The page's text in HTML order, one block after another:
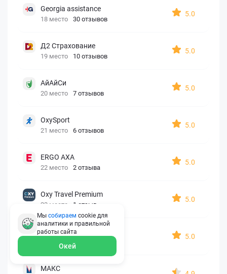
Georgia assistance
18 место 30 отзывов
5.0
Д2 Страхование
19 место 10 отзывов
5.0
АйАйСи
20 место 7 отзывов
5.0
OxySport
21 место 6 отзывов
5.0
ERGO AXA
22 место 2 отзыва
5.0
Oxy Travel Premium
23 место 1 отзыв
5.0
УралСиб
1 отзыв
5.0
МАКС
Мы собираем cookie для
аналитики и правильной
работы сайта
Окей